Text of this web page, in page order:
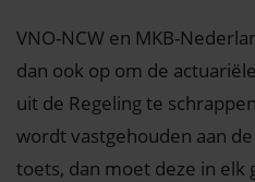
VNO-NCW en MKB-
dan ook op om de
uit de Regeling te
wordt vastgehouden aan
toets, dan moet deze in elk